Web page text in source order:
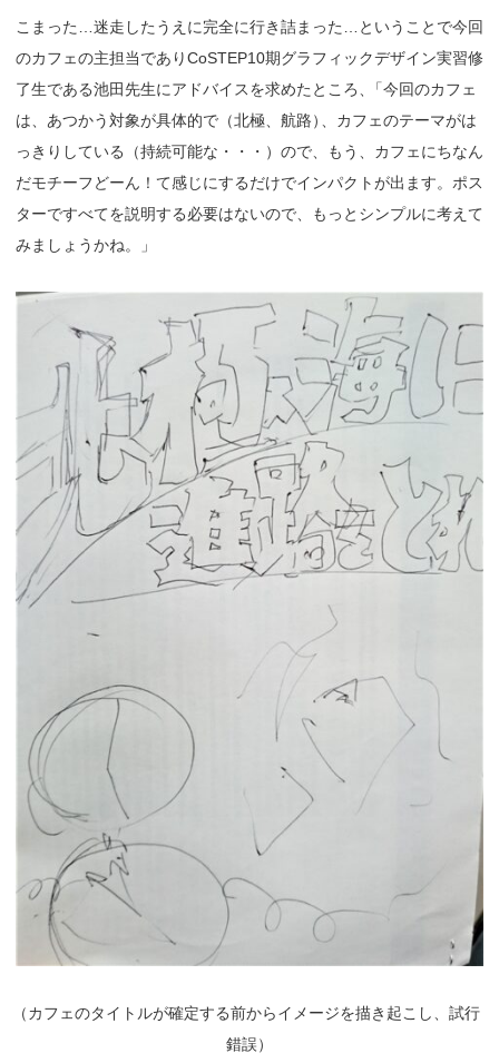
こまった…迷走したうえに完全に行き詰まった…ということで今回
のカフェの主担当でありCoSTEP10期グラフィックデザイン実習修
了生である池田先生にアドバイスを求めたところ、
「今回のカフェ
は、あつかう対象が具体的で（北極、航路） 、カフェのテーマがは
っきりしている（持続可能な・・・）ので、もう、カフェにちなん
だモチーフどーん！て感じにするだけでインパクトが出ます。ポス
ターですべてを説明する必要はないので、もっとシンプルに考えて
みましょうかね。」
（カフェのタイトルが確定する前からイメージを描き起こし、試行
錯誤）